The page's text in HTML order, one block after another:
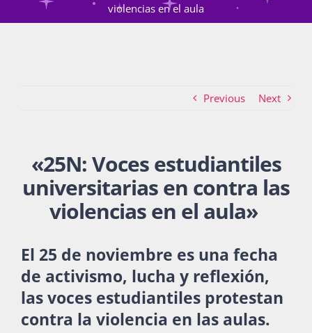
Atención de la violencia de género
La Boletina
Recursos
violencias en el aula
Previous Next
«25N: Voces estudiantiles
universitarias en contra las
violencias en el aula»
El 25 de noviembre es una fecha
de activismo, lucha y reflexión,
las voces estudiantiles protestan
contra la violencia en las aulas.